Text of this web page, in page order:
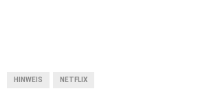
HINWEIS NETFLIX